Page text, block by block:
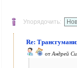
Упорядочить:
Re:
от Андрей